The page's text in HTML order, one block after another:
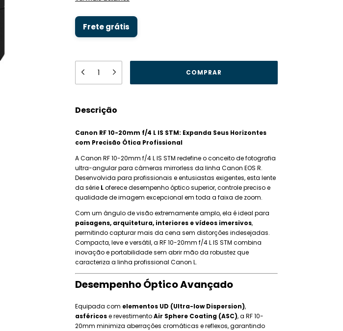
Frete grátis
Descrição
Canon RF 10-20mm f/4 L IS STM: Expanda Seus Horizontes
com Precisão Ótica Profissional
A Canon RF 10-20mm f/4 L IS STM redefine o conceito de fotografia
ultra-angular para câmeras mirrorless da linha Canon EOS R.
Desenvolvida para profissionais e entusiastas exigentes, esta lente
da série Loferece desempenho óptico superior, controle preciso e
qualidade de imagem excepcional em toda a faixa de zoom.
Com um ângulo de visão extremamente amplo, ela é ideal para
paisagens, arquitetura, interiores e vídeos imersivos,
permitindo capturar mais da cena sem distorções indesejadas.
Compacta, leve e versátil, a RF 10-20mm f/4 L IS STM combina
inovação e portabilidade sem abrir mão da robustez que
caracteriza a linha profissional Canon L.
Desempenho Óptico Avançado
Equipada com elementos UD (Ultra-low Dispersion),
asféricose revestimentoAir Sphere Coating (ASC), a RF 10-
20mm minimiza aberrações cromáticas e reflexos, garantindo